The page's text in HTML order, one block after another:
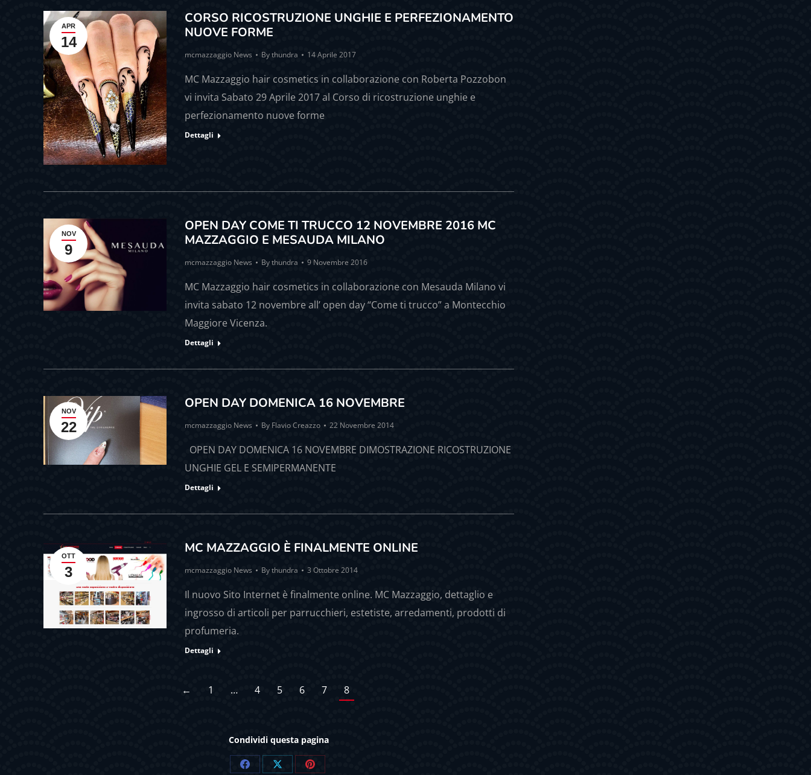
APR
14
CORSO RICOSTRUZIONE UNGHIE E PERFEZIONAMENTO
NUOVE FORME
mcmazzaggio News Bythundra 14 Aprile 2017
MC Mazzaggio hair cosmetics in collaborazione con Roberta Pozzobon
vi invita Sabato 29 Aprile 2017 al Corso di ricostruzione unghie e
perfezionamento nuove forme
Dettagli
NOV
9
OPEN DAY COME TI TRUCCO 12 NOVEMBRE 2016 MC
MAZZAGGIO E MESAUDA MILANO
mcmazzaggio News Bythundra 9 Novembre 2016
MC Mazzaggio hair cosmetics in collaborazione con Mesauda Milano vi
invita sabato 12 novembre all’ open day “Come ti trucco” a Montecchio
Maggiore Vicenza.
Dettagli
NOV
22
OPEN DAY DOMENICA 16 NOVEMBRE
mcmazzaggio News By Flavio Creazzo 22 Novembre 2014
OPEN DAY DOMENICA 16 NOVEMBRE DIMOSTRAZIONE RICOSTRUZIONE
UNGHIE GEL E SEMIPERMANENTE
Dettagli
OTT
3
MC MAZZAGGIO È FINALMENTE ONLINE
mcmazzaggio News Bythundra 3 Ottobre 2014
Il nuovo Sito Internet è finalmente online. MC Mazzaggio, dettaglio e
ingrosso di articoli per parrucchieri, estetiste, arredamenti, prodotti di
profumeria.
Dettagli
← 1 … 4 5 6 7 8
Condividi questa pagina
Share Share Share